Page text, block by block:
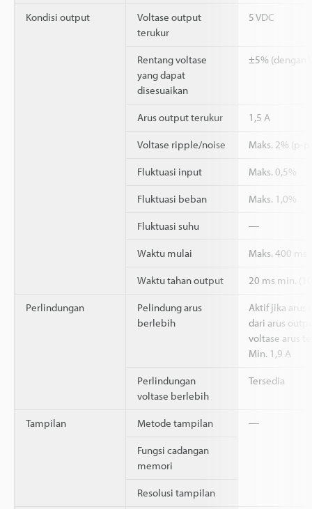
Kondisi output
Voltase output
terukur
5 VDC
Rentang voltase
yang dapat
disesuaikan
±5% (dengan
Arus output terukur 1,5 A
Voltase ripple/noise Maks. 2% (p-p)
Fluktuasi input Maks. 0,5%
Fluktuasi beban Maks. 1,0%
Fluktuasi suhu ―
Waktu mulai Maks. 400 ms
Waktu tahan output 20 ms min.
Perlindungan
Pelindung arus
berlebih
Aktif jika arus
dari arus
voltase arus
Min. 1,9 A
Perlindungan
voltase berlebih
Tersedia
Tampilan Metode tampilan ―
Fungsi cadangan
memori
Resolusi tampilan